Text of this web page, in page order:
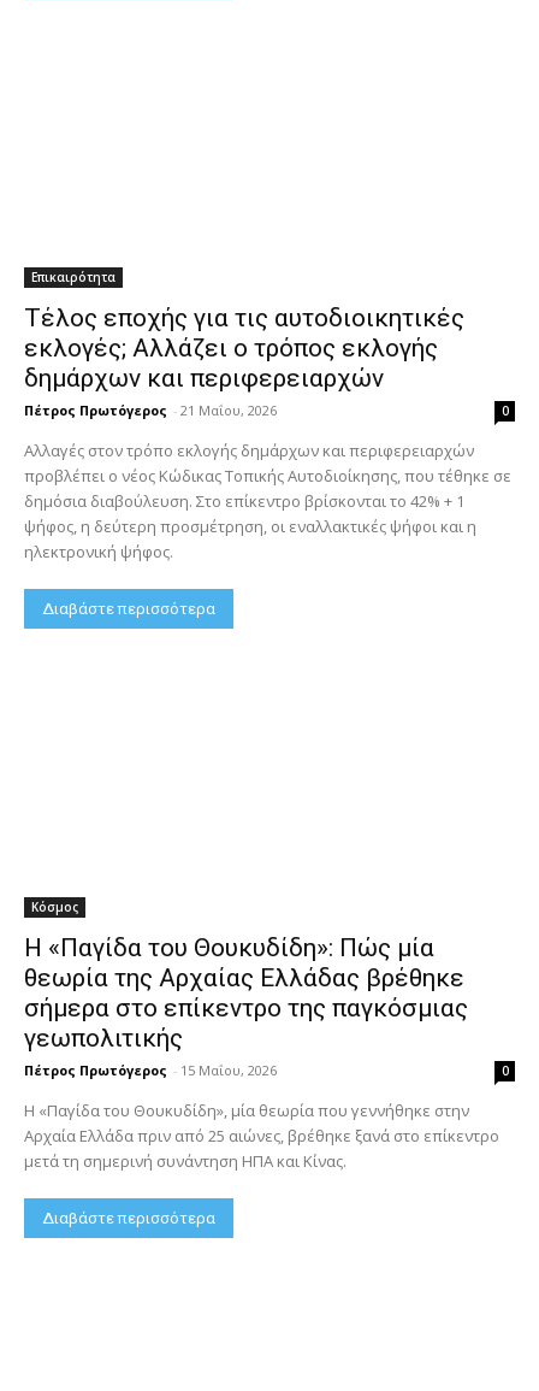
Επικαιρότητα
Τέλος εποχής για τις αυτοδιοικητικές
εκλογές; Αλλάζει ο τρόπος εκλογής
δημάρχων και περιφερειαρχών
Πέτρος Πρωτόγερος - 21 Μαΐου, 2026 0
Αλλαγές στον τρόπο εκλογής δημάρχων και περιφερειαρχών
προβλέπει ο νέος Κώδικας Τοπικής Αυτοδιοίκησης, που τέθηκε σε
δημόσια διαβούλευση. Στο επίκεντρο βρίσκονται το 42% + 1
ψήφος, η δεύτερη προσμέτρηση, οι εναλλακτικές ψήφοι και η
ηλεκτρονική ψήφος.
Διαβάστε περισσότερα
Κόσμος
Η «Παγίδα του Θουκυδίδη»: Πώς μία
θεωρία της Αρχαίας Ελλάδας βρέθηκε
σήμερα στο επίκεντρο της παγκόσμιας
γεωπολιτικής
Πέτρος Πρωτόγερος - 15 Μαΐου, 2026 0
Η «Παγίδα του Θουκυδίδη», μία θεωρία που γεννήθηκε στην
Αρχαία Ελλάδα πριν από 25 αιώνες, βρέθηκε ξανά στο επίκεντρο
μετά τη σημερινή συνάντηση ΗΠΑ και Κίνας.
Διαβάστε περισσότερα